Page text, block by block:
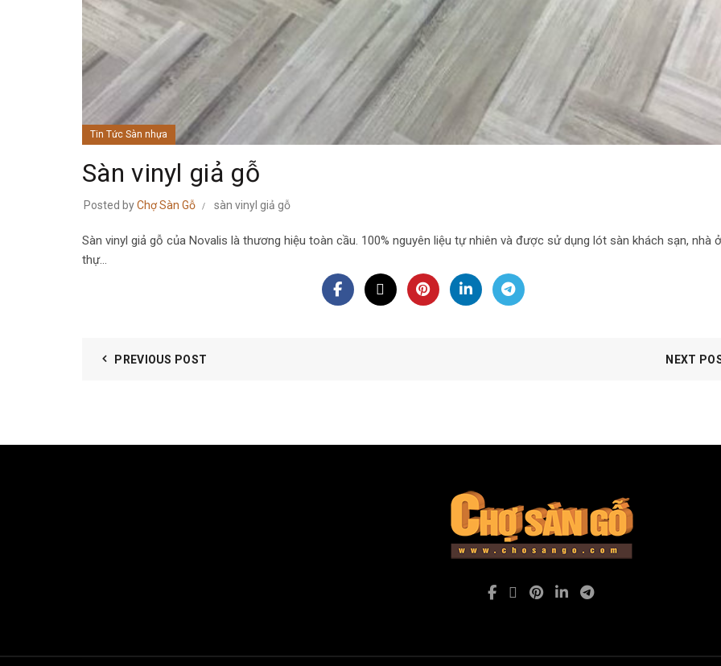
Tin Tức Sàn nhựa
Sàn vinyl giả gỗ
Posted byChợ Sàn Gỗ sàn vinyl giả gỗ
Sàn vinyl giả gỗ của Novalis là thương hiệu toàn cầu. 100% nguyên liệu tự nhiên và được sử dụng lót sàn khách sạn, nhà
thự…
PREVIOUS POST NEXT